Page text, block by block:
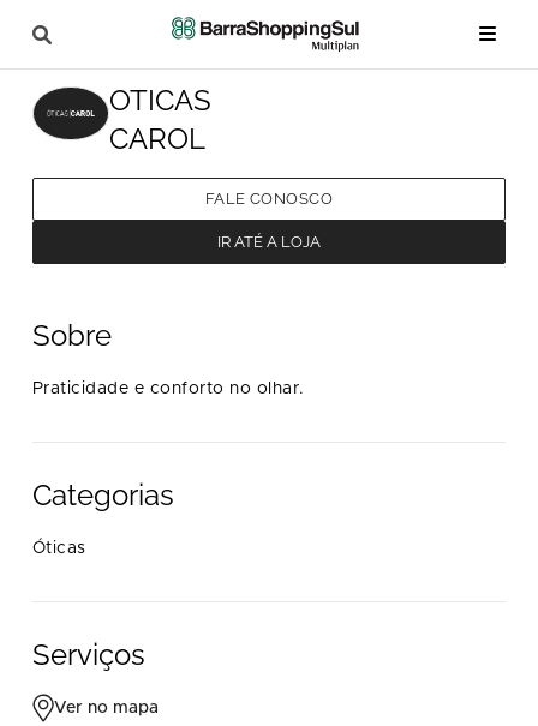
OTICAS
CAROL
FALE CONOSCO
IR ATÉ A LOJA
Sobre
Praticidade e conforto no olhar.
Categorias
Óticas
Serviços
Ver no mapa